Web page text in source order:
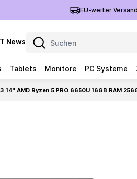
EU-weiter Versand
News
Tablets Monitore PC Systeme
AMD Ryzen 5 PRO 6650U 16GB RAM